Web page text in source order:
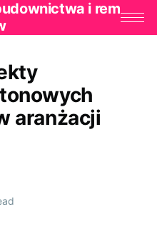
i rem
aranżacji